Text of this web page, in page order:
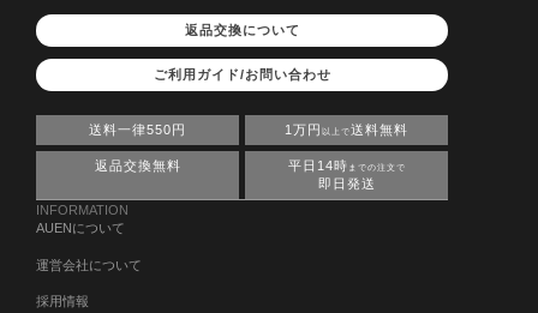
返品交換について
ご利用ガイド/お問い合わせ
送料一律550円 1万円 以上で送料無料
返品交換無料 平日14時 までの注文で
即日発送
INFORMATION
AUENについて
運営会社について
採用情報